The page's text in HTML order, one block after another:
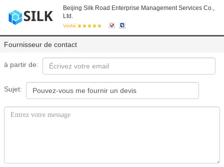
Beijing Silk Road Enterprise Management Services Co.,
Ltd.
Vérifié
Fournisseur de contact
à partir de:
Sujet: